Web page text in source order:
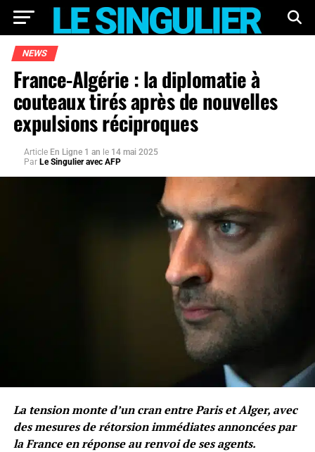
NEWS
France-Algérie : la diplomatie à
couteaux tirés après de nouvelles
expulsions réciproques
Article En Ligne 1 an le 14 mai 2025
Par Le Singulier avec AFP
La tension monte d’un cran entre Paris et Alger, avec
des mesures de rétorsion immédiates annoncées par
la France en réponse au renvoi de ses agents.